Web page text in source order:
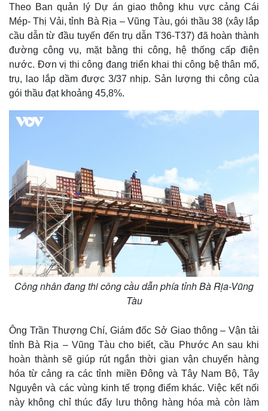
Quan sát
Cuộc sống đó đây
Hồ sơ
Video
Ảnh
E-Magazine
Kinh tế
Bất động sản
Khởi nghiệp
Thị trường
Giá vàng
Tiêu dùng
Tỷ giá
Theo Ban quản lý Dự án giao thông khu vực cảng Cái
Mép- Thị Vải, tỉnh Bà Rịa – Vũng Tàu, gói thầu 38 (xây lắp
cầu dẫn từ đầu tuyến đến trụ dẫn T36-T37) đã hoàn thành
đường công vụ, mặt bằng thi công, hệ thống cấp điện
nước. Đơn vị thi công đang triển khai thi công bệ thân mố,
trụ, lao lắp dầm được 3/37 nhịp. Sản lượng thi công của
gói thầu đạt khoảng 45,8%.
Công nhân đang thi công cầu dẫn phía tỉnh Bà Rịa-Vũng
Tàu
Ông Trần Thượng Chí, Giám đốc Sở Giao thông – Vận tải
tỉnh Bà Rịa – Vũng Tàu cho biết, cầu Phước An sau khi
hoàn thành sẽ giúp rút ngắn thời gian vận chuyển hàng
hóa từ cảng ra các tỉnh miền Đông và Tây Nam Bộ, Tây
Nguyên và các vùng kinh tế trọng điểm khác. Việc kết nối
này không chỉ thúc đẩy lưu thông hàng hóa mà còn làm